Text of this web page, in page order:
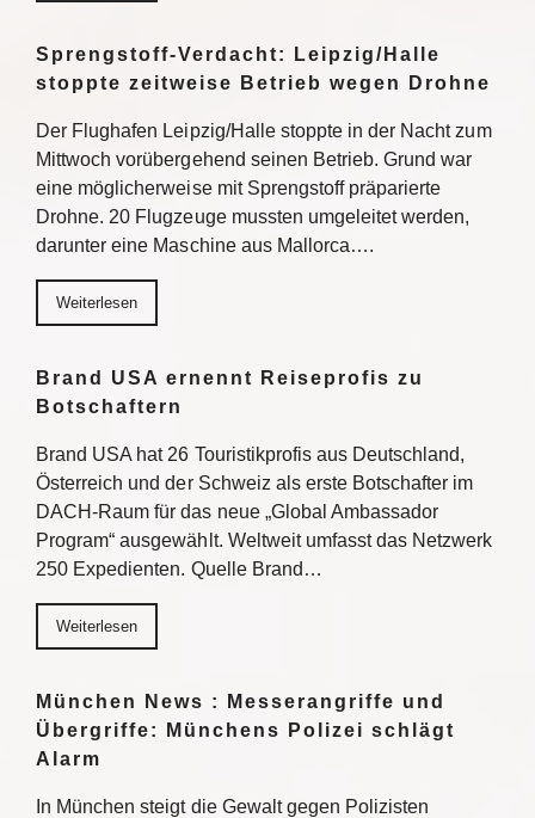
Sprengstoff-Verdacht: Leipzig/Halle
stoppte zeitweise Betrieb wegen Drohne
Der Flughafen Leipzig/Halle stoppte in der Nacht zum
Mittwoch vorübergehend seinen Betrieb. Grund war
eine möglicherweise mit Sprengstoff präparierte
Drohne. 20 Flugzeuge mussten umgeleitet werden,
darunter eine Maschine aus Mallorca….
Weiterlesen
Brand USA ernennt Reiseprofis zu
Botschaftern
Brand USA hat 26 Touristikprofis aus Deutschland,
Österreich und der Schweiz als erste Botschafter im
DACH-Raum für das neue „Global Ambassador
Program“ ausgewählt. Weltweit umfasst das Netzwerk
250 Expedienten. Quelle Brand…
Weiterlesen
München News : Messerangriffe und
Übergriffe: Münchens Polizei schlägt
Alarm
In München steigt die Gewalt gegen Polizisten